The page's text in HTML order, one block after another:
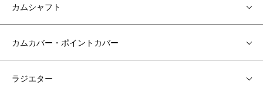
カムシャフト
カムカバー・ポイントカバー
ラジエター